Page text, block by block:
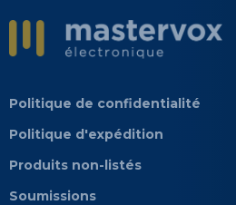
Politique de confidentialité
Politique d'expédition
Produits non-listés
Soumissions